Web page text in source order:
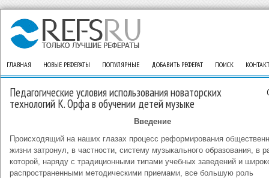
ГЛАВНАЯ НОВЫЕ РЕФЕРАТЫ ПОПУЛЯРНЫЕ ДОБАВИТЬ РЕФЕРАТ ПОИСК
Педагогические условия использования новаторских
технологий К. Орфа в обучении детей музыке
Введение
Происходящий на наших глазах процесс реформирования
жизни затронул, в частности, систему музыкального образования, в
которой, наряду с традиционными типами учебных заведений и
распространенными методическими приемами, все большую роль